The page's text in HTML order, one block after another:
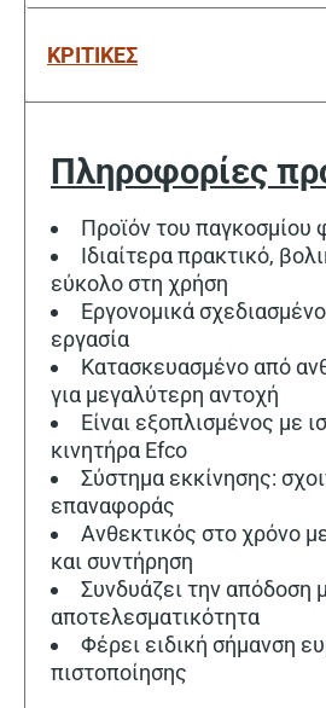
ΚΡΙΤΙΚΕΣ
Πληροφορίες
Προϊόν του παγκοσμίου
Ιδιαίτερα πρακτικό,
εύκολο στη χρήση
Εργονομικά
εργασία
Κατασκευασμένο από
για μεγαλύτερη αντοχή
Είναι εξοπλισμένος με
κινητήρα Εfco
Σύστημα εκκίνησης:
επαναφοράς
Ανθεκτικός στο χρόνο
και συντήρηση
Συνδυάζει την απόδοση
αποτελεσματικότητα
Φέρει ειδική σήμανση
πιστοποίησης